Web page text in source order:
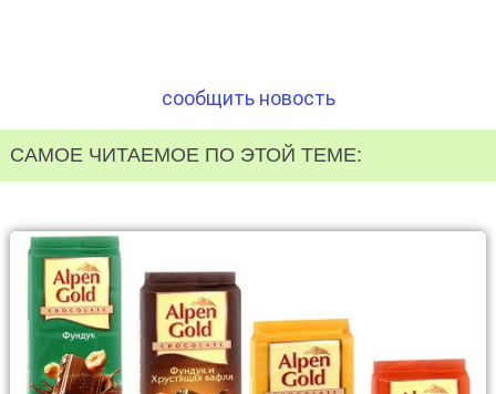
сообщить новость
САМОЕ ЧИТАЕМОЕ ПО ЭТОЙ ТЕМЕ: